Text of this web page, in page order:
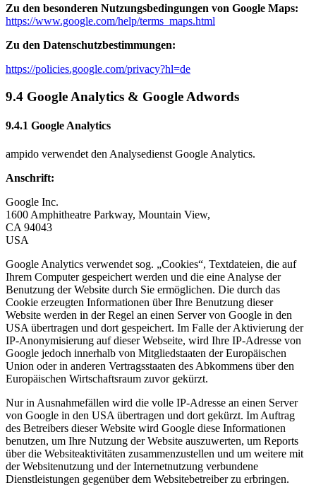
Zu den besonderen Nutzungsbedingungen von Google Maps:
https://www.google.com/help/terms_maps.html
Zu den Datenschutzbestimmungen:
https://policies.google.com/privacy?hl=de
9.4 Google Analytics & Google Adwords
9.4.1 Google Analytics
ampido verwendet den Analysedienst Google Analytics.
Anschrift:
Google Inc.
1600 Amphitheatre Parkway, Mountain View,
CA 94043
USA
Google Analytics verwendet sog. „Cookies“, Textdateien, die auf
Ihrem Computer gespeichert werden und die eine Analyse der
Benutzung der Website durch Sie ermöglichen. Die durch das
Cookie erzeugten Informationen über Ihre Benutzung dieser
Website werden in der Regel an einen Server von Google in den
USA übertragen und dort gespeichert. Im Falle der Aktivierung der
IP-Anonymisierung auf dieser Webseite, wird Ihre IP-Adresse von
Google jedoch innerhalb von Mitgliedstaaten der Europäischen
Union oder in anderen Vertragsstaaten des Abkommens über den
Europäischen Wirtschaftsraum zuvor gekürzt.
Nur in Ausnahmefällen wird die volle IP-Adresse an einen Server
von Google in den USA übertragen und dort gekürzt. Im Auftrag
des Betreibers dieser Website wird Google diese Informationen
benutzen, um Ihre Nutzung der Website auszuwerten, um Reports
über die Websiteaktivitäten zusammenzustellen und um weitere mit
der Websitenutzung und der Internetnutzung verbundene
Dienstleistungen gegenüber dem Websitebetreiber zu erbringen.